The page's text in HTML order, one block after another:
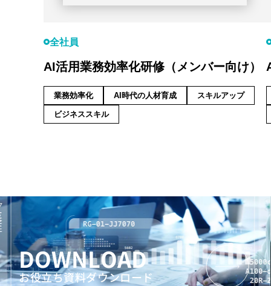
全社員
AI活用業務効率化研修（メンバー向け）
業務効率化 AI時代の人材育成 スキルアップ
ビジネススキル
DOWNLOAD
お役立ち資料ダウンロード